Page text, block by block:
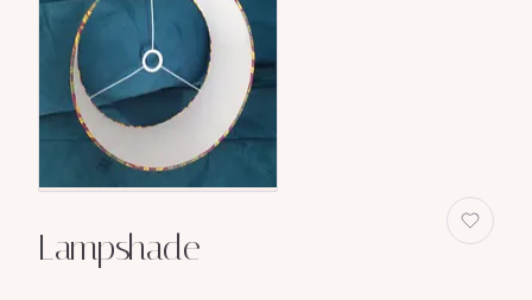
Lampshade